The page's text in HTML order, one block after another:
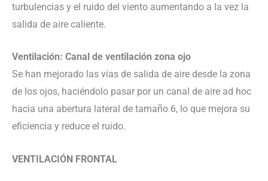
turbulencias y el ruido del viento aumentando a la vez la
salida de aire caliente.
Ventilación: Canal de ventilación zona ojo
Se han mejorado las vías de salida de aire desde la zona
de los ojos, haciéndolo pasar por un canal de aire ad hoc
hacia una abertura lateral de tamaño 6, lo que mejora su
eficiencia y reduce el ruido.
VENTILACIÓN FRONTAL